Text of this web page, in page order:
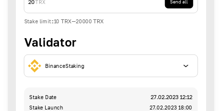
20TRX Send all
Stake limit:10 TRX-20000 TRX
Validator
BinanceStaking
Stake Date 27.02.2023 12:12
Stake Launch
27.02.2023 18:00